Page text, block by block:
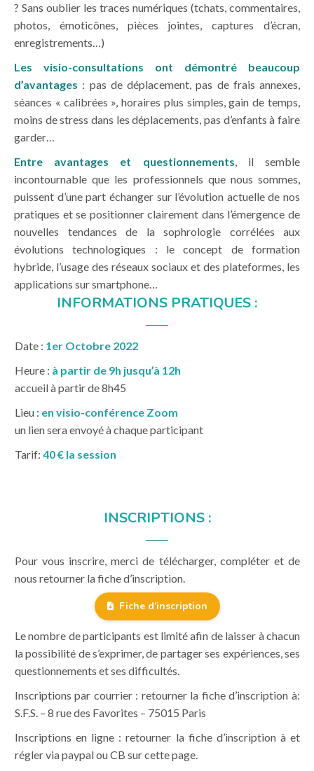
? Sans oublier les traces numériques (tchats, commentaires,
photos, émoticônes, pièces jointes, captures d’écran,
enregistrements…)
Les visio-consultations ont démontré beaucoup
d’avantages : pas de déplacement, pas de frais annexes,
séances « calibrées », horaires plus simples, gain de temps,
moins de stress dans les déplacements, pas d’enfants à faire
garder…
Entre avantages et questionnements, il semble
incontournable que les professionnels que nous sommes,
puissent d’une part échanger sur l’évolution actuelle de nos
pratiques et se positionner clairement dans l’émergence de
nouvelles tendances de la sophrologie corrélées aux
évolutions technologiques : le concept de formation
hybride, l’usage des réseaux sociaux et des plateformes, les
applications sur smartphone…
INFORMATIONS PRATIQUES :
Date : 1er Octobre 2022
Heure : à partir de 9h jusqu’à 12h
accueil à partir de 8h45
Lieu : en visio-conférence Zoom
un lien sera envoyé à chaque participant
Tarif: 40 € la session
INSCRIPTIONS :
Pour vous inscrire, merci de télécharger, compléter et de
nous retourner la fiche d’inscription.
Fiche d’inscription
Le nombre de participants est limité afin de laisser à chacun
la possibilité de s’exprimer, de partager ses expériences, ses
questionnements et ses difficultés.
Inscriptions par courrier : retourner la fiche d’inscription à:
S.F.S. – 8 rue des Favorites – 75015 Paris
Inscriptions en ligne : retourner la fiche d’inscription à et
régler via paypal ou CB sur cette page.